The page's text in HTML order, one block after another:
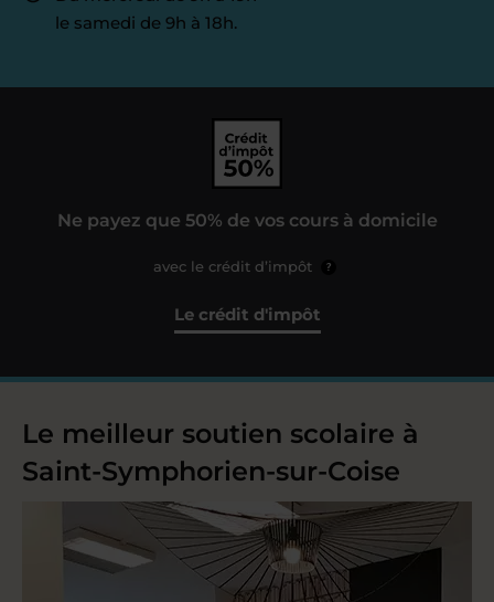
le samedi de 9h à 18h.
Ne payez que 50% de vos cours à domicile
avec le crédit d’impôt ?
Le crédit d'impôt
Le meilleur soutien scolaire à
Saint-Symphorien-sur-Coise